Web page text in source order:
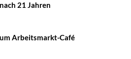
21 Jahren
Arbeitsmarkt-Café